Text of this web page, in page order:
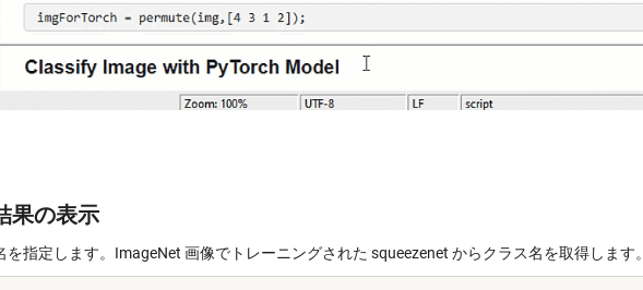
果の表示
を指定します。ImageNet 画像でトレーニングされた squeezenet からクラス名を取得します。